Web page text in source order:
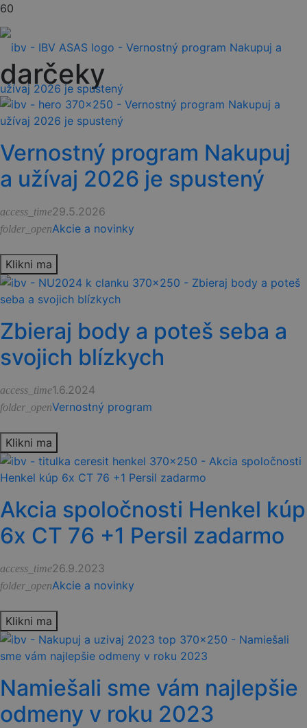
darčeky
Vernostný program Nakupuj
a užívaj 2026 je spustený
access_time29.5.2026
folder_openAkcie a novinky
Klikni ma
Zbieraj body a poteš seba a
svojich blízkych
access_time1.6.2024
folder_openVernostný program
Klikni ma
Akcia spoločnosti Henkel kúp
6x CT 76 +1 Persil zadarmo
access_time26.9.2023
folder_openAkcie a novinky
Klikni ma
Namiešali sme vám najlepšie
odmeny v roku 2023